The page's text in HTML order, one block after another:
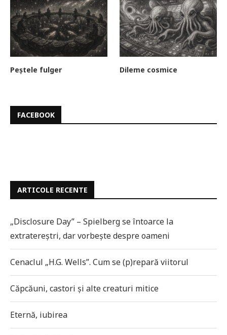
Peștele fulger Dileme cosmice
FACEBOOK
ARTICOLE RECENTE
„Disclosure Day” – Spielberg se întoarce la
extratereștri, dar vorbește despre oameni
Cenaclul „H.G. Wells”. Cum se (p)repară viitorul
Căpcăuni, castori și alte creaturi mitice
Eternă, iubirea